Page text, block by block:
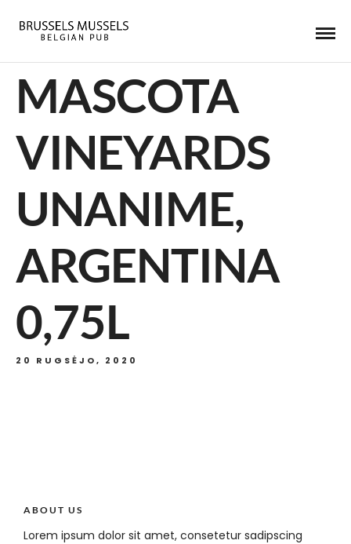
MASCOTA
VINEYARDS
UNANIME,
ARGENTINA
0,75L
20 RUGSĖJO, 2020
ABOUT US
Lorem ipsum dolor sit amet, consetetur sadipscing